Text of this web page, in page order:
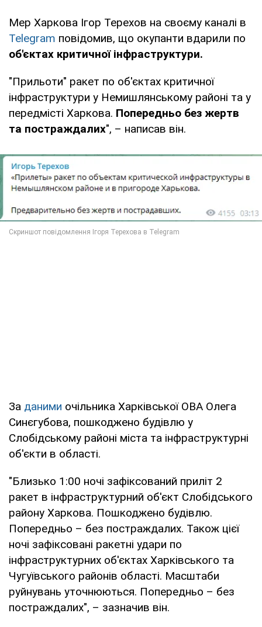
Мер Харкова Ігор Терехов на своєму каналі в
Telegram повідомив, що окупанти вдарили по
об'єктах критичної інфраструктури.
"Прильоти" ракет по об'єктах критичної
інфраструктури у Немишлянському районі та у
передмісті Харкова. Попередньо без жертв
та постраждалих", – написав він.
За даними очільника Харківської ОВА Олега
Синєгубова, пошкоджено будівлю у
Слобідському районі міста та інфраструктурні
об'єкти в області.
"Близько 1:00 ночі зафіксований приліт 2
ракет в інфраструктурний об'єкт Слобідського
району Харкова. Пошкоджено будівлю.
Попередньо – без постраждалих. Також цієї
ночі зафіксовані ракетні удари по
інфраструктурних об'єктах Харківського та
Чугуївського районів області. Масштаби
руйнувань уточнюються. Попередньо – без
постраждалих", – зазначив він.